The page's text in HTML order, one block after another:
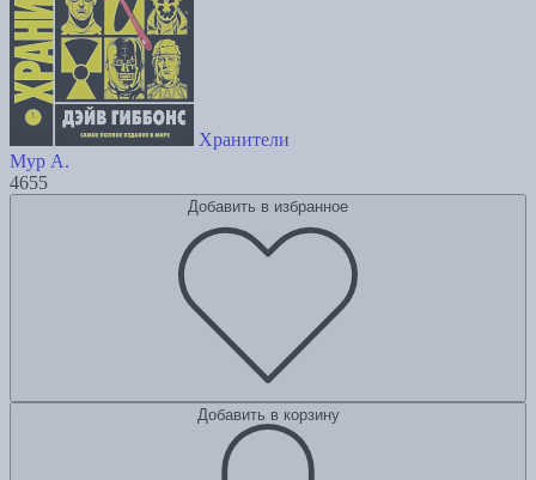
Хранители
Мур А.
4655
Добавить в избранное
Добавить в корзину